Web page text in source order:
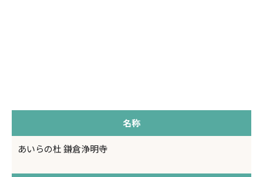
名称
あいらの杜 鎌倉浄明寺